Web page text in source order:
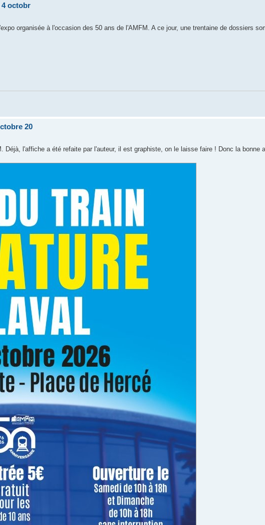
4 octobr
organisée à l'occasion des 50 ans de l'AMFM. A ce jour, une trentaine de dossiers
20
Déjà, l'affiche a été refaite par l'auteur, il est graphiste, on le laisse faire ! Donc la bonne